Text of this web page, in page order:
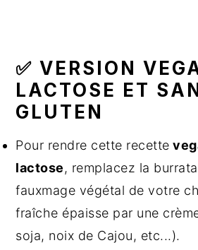
✅ VERSION
LACTOSE ET
GLUTEN
Pour rendre cette recette
lactose, remplacez la
fauxmage végétal de votre
fraîche épaisse par une
soja, noix de Cajou, etc...).